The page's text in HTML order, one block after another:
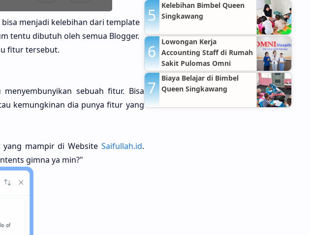
menjadi kelebihan dari template
tentu dibutuh oleh semua Blogger.
fitur tersebut.
sebuah fitur. Bisa
kemungkinan dia punya fitur yang
mampir di Website Saifullah.id.
gimna ya min?"
Kelebihan Bimbel Queen
Singkawang
Lowongan Kerja
Accounting Staff di Rumah
Sakit Pulomas Omni
Hospitals Jakarta Timur
Biaya Belajar di Bimbel
Queen Singkawang